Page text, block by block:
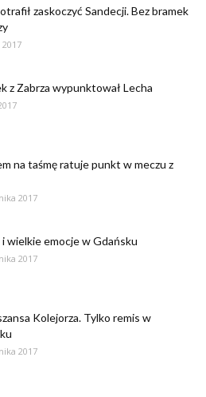
zaskoczyć Sandecji. Bez bramek
z Zabrza wypunktował Lecha
na taśmę ratuje punkt w meczu z
2017
i wielkie emocje w Gdańsku
2017
Kolejorza. Tylko remis w
2017